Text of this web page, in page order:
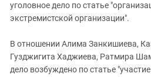
ЮФО
уголовное дело по статье
экстремистской организации".
В отношении Алима Занкишиева,
Гузджигита Хаджиева, Ратмира
дело возбуждено по статье